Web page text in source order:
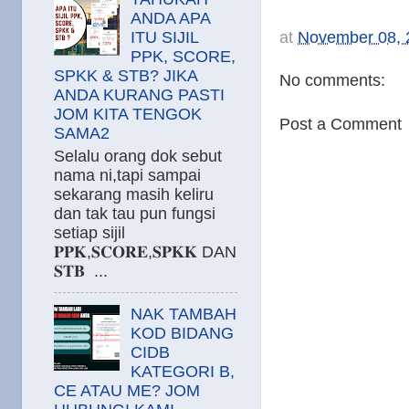
at November 08,
No comments:
Post a Comment
ANDA APA
ITU SIJIL
PPK, SCORE,
SPKK & STB? JIKA
ANDA KURANG PASTI
JOM KITA TENGOK
SAMA2
Selalu orang dok sebut
nama ni,tapi sampai
sekarang masih keliru
dan tak tau pun fungsi
setiap sijil
𝐏𝐏𝐊,𝐒𝐂𝐎𝐑𝐄,𝐒𝐏𝐊𝐊 DAN
𝐒𝐓𝐁 ...
NAK TAMBAH
KOD BIDANG
CIDB
KATEGORI B,
CE ATAU ME? JOM